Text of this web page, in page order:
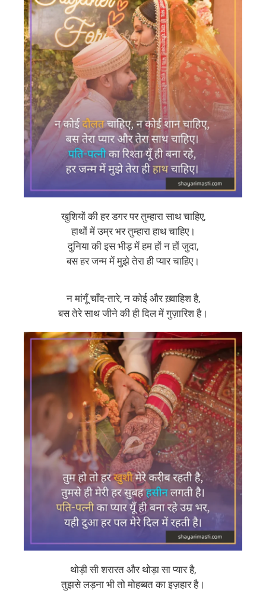
खुशियों की हर डगर पर तुम्हारा साथ चाहिए,
हाथों में उम्र भर तुम्हारा हाथ चाहिए।
दुनिया की इस भीड़ में हम हों न हों जुदा,
बस हर जन्म में मुझे तेरा ही प्यार चाहिए।
न मांगूँ चाँद-तारे, न कोई और ख़्वाहिश है,
बस तेरे साथ जीने की ही दिल में गुज़ारिश है।
थोड़ी सी शरारत और थोड़ा सा प्यार है,
तुझसे लड़ना भी तो मोहब्बत का इज़हार है।